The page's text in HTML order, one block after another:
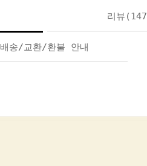
리뷰(147
배송/교환/환불 안내